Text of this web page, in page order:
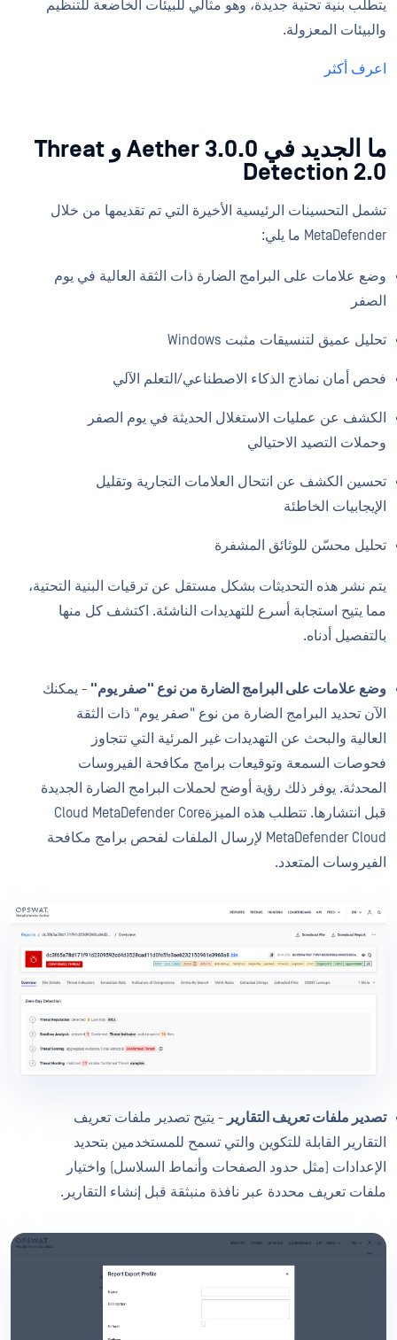
يتطلب بنية تحتية جديدة، وهو مثالي للبيئات الخاضعة للتنظيم
والبيئات المعزولة.
اعرف أكثر
ما الجديد في Aether 3.0.0 و Threat
Detection 2.0
تشمل التحسينات الرئيسية الأخيرة التي تم تقديمها من خلال
MetaDefender ما يلي:
وضع علامات على البرامج الضارة ذات الثقة العالية في يوم
الصفر
تحليل عميق لتنسيقات مثبت Windows
فحص أمان نماذج الذكاء الاصطناعي/التعلم الآلي
الكشف عن عمليات الاستغلال الحديثة في يوم الصفر
وحملات التصيد الاحتيالي
تحسين الكشف عن انتحال العلامات التجارية وتقليل
الإيجابيات الخاطئة
تحليل محسّن للوثائق المشفرة
يتم نشر هذه التحديثات بشكل مستقل عن ترقيات البنية التحتية،
مما يتيح استجابة أسرع للتهديدات الناشئة. اكتشف كل منها
بالتفصيل أدناه.
وضع علامات على البرامج الضارة من نوع "صفر يوم" - يمكنك
الآن تحديد البرامج الضارة من نوع "صفر يوم" ذات الثقة
العالية والبحث عن التهديدات غير المرئية التي تتجاوز
فحوصات السمعة وتوقيعات برامج مكافحة الفيروسات
المحدثة. يوفر ذلك رؤية أوضح لحملات البرامج الضارة الجديدة
قبل انتشارها. تتطلب هذه الميزةCloud MetaDefender Core
MetaDefender Cloud لإرسال الملفات لفحص برامج مكافحة
الفيروسات المتعدد.
تصدير ملفات تعريف التقارير - يتيح تصدير ملفات تعريف
التقارير القابلة للتكوين والتي تسمح للمستخدمين بتحديد
الإعدادات (مثل حدود الصفحات وأنماط السلاسل) واختيار
ملفات تعريف محددة عبر نافذة منبثقة قبل إنشاء التقارير.